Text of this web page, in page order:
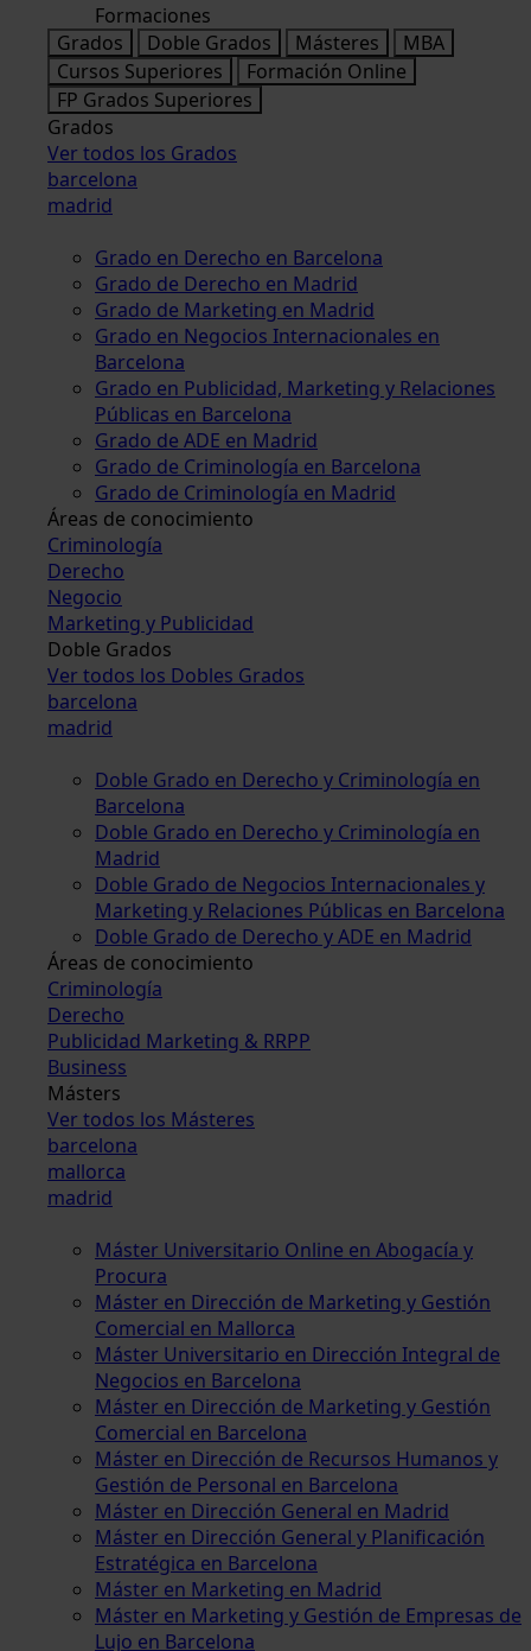
Formaciones
Grados
Doble Grados Másteres
MBA
Cursos Superiores
Formación Online
FP Grados Superiores
Grados
Ver todos los Grados
barcelona
madrid
Grado en Derecho en Barcelona
Grado de Derecho en Madrid
Grado de Marketing en Madrid
Grado en Negocios Internacionales en
Barcelona
Grado en Publicidad, Marketing y Relaciones
Públicas en Barcelona
Grado de ADE en Madrid
Grado de Criminología en Barcelona
Grado de Criminología en Madrid
Áreas de conocimiento
Criminología
Derecho
Negocio
Marketing y Publicidad
Doble Grados
Ver todos los Dobles Grados
barcelona
madrid
Doble Grado en Derecho y Criminología en
Barcelona
Doble Grado en Derecho y Criminología en
Madrid
Doble Grado de Negocios Internacionales y
Marketing y Relaciones Públicas en Barcelona
Doble Grado de Derecho y ADE en Madrid
Áreas de conocimiento
Criminología
Derecho
Publicidad Marketing & RRPP
Business
Másters
Ver todos los Másteres
barcelona
mallorca
madrid
Máster Universitario Online en Abogacía y
Procura
Máster en Dirección de Marketing y Gestión
Comercial en Mallorca
Máster Universitario en Dirección Integral de
Negocios en Barcelona
Máster en Dirección de Marketing y Gestión
Comercial en Barcelona
Máster en Dirección de Recursos Humanos y
Gestión de Personal en Barcelona
Máster en Dirección General en Madrid
Máster en Dirección General y Planificación
Estratégica en Barcelona
Máster en Marketing en Madrid
Máster en Marketing y Gestión de Empresas de
Lujo en Barcelona